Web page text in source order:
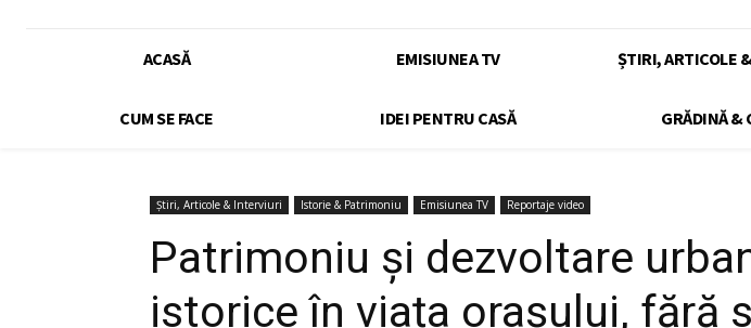
ACASĂ EMISIUNEA TV ȘTIRI, ARTICOLE
CUM SE FACE IDEI PENTRU CASĂ GRĂDINĂ &
Știri, Articole & Interviuri Istorie & Patrimoniu Emisiunea TV Reportaje video
Patrimoniu și dezvoltare
istorice în viața orașului, fără